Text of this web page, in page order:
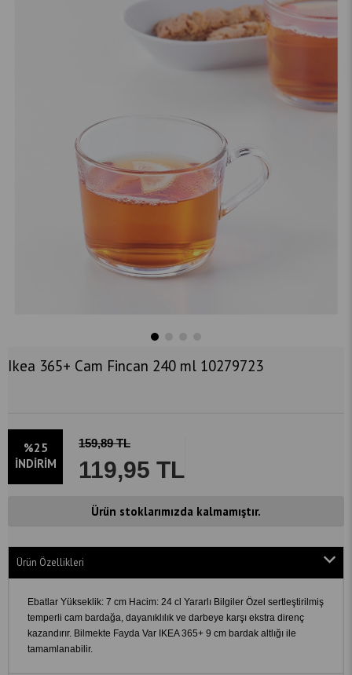
Ikea 365+ Cam Fincan 240 ml 10279723
%25
İNDIRIM
159,89 TL
119,95 TL
Ürün stoklarımızda kalmamıştır.
Ürün Özellikleri
Ebatlar Yükseklik: 7 cm Hacim: 24 cl Yararlı Bilgiler Özel sertleştirilmiş
temperli cam bardağa, dayanıklılık ve darbeye karşı ekstra direnç
kazandırır. Bilmekte Fayda Var IKEA 365+ 9 cm bardak altlığı ile
tamamlanabilir.